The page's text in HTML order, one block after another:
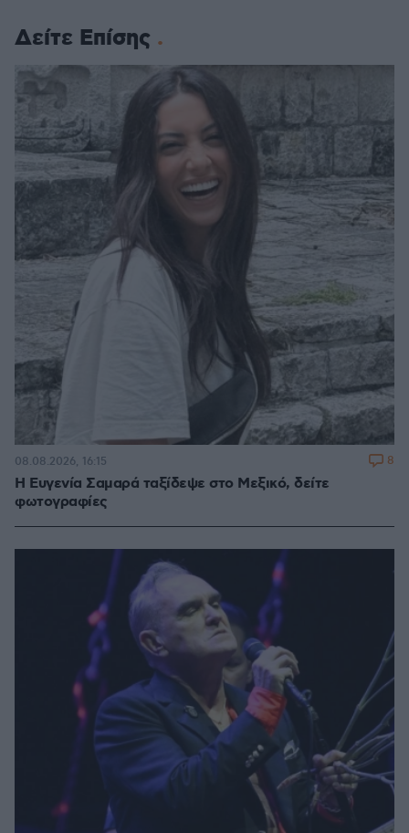
Δείτε Επίσης
Η Ευγενία Σαμαρά ταξίδεψε στο Μεξικό, δείτε
φωτογραφίες
08.08.2026, 16:15 8